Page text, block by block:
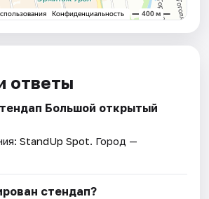
ответы
Большой открытый
StandUp Spot. Город —
стендап?